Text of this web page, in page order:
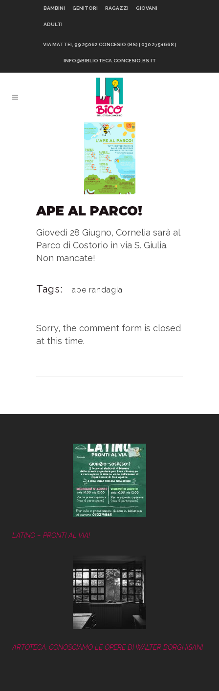
BAMBINI GENITORI RAGAZZI GIOVANI
ADULTI
VIA MATTEI, 99 25062 CONCESIO (BS) | 030 2751668 |
INFO@BIBLIOTECA.CONCESIO.BS.IT
APE AL PARCO!
Giovedì 28 Giugno, Cornelia sarà al
Parco di Costorio in via S. Giulia.
Non mancate!
Tags: ape randagia
Sorry, the comment form is closed
at this time.
LATINO – PRONTI AL VIA!
ARTOTECA: CONOSCIAMO LE OPERE DI WALTER BORGHISANI